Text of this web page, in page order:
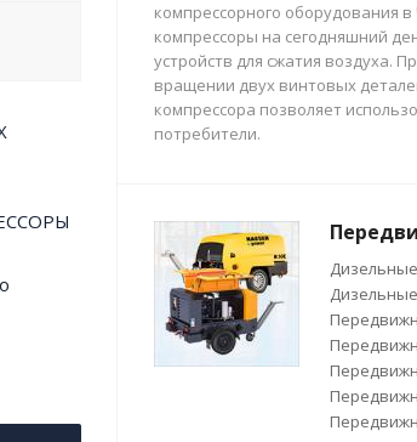
компрессорного оборудования
компрессоры на сегодняшний
устройств для сжатия воздуха.
вращении двух винтовых
компрессора позволяет
потребители.